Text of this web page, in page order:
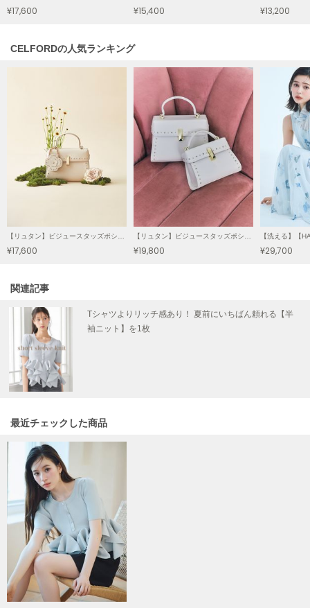
le coq sportif
LeSportsac
LILY BROWN Lingerie
リリーブラウンランジェリー
LITTLE UNION TOKYO
リトルユニオン トウキョウ
made of Organics
メイドオブオーガニクス
ミチュ コケット
MIESROHE
ミースロエ
miies miim
ミーエスミーム
Mila Owen
MOIGE
モワージュ
MUCHA
ミュシャ
NEW Balance
ニューバランス
nezu
ネズ
¥17,600 ¥15,400 ¥13,200
CELFORDの人気ランキング
【リュタン】ビジュースタッズポシェット
¥17,600
【リュタン】ビジュースタッズポシェット（Ｍ）
¥19,800 ¥29,700
関連記事
Tシャツよりリッチ感あり！ 夏前にいちばん頼れる【半
袖ニット】を1枚
最近チェックした商品